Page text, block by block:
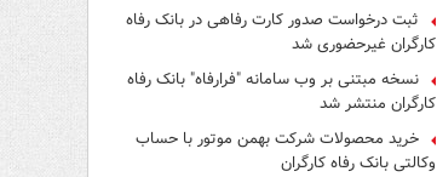
ثبت درخواست صدور کارت رفاهی در بانک رفاه
کارگران غیرحضوری شد
نسخه مبتنی بر وب سامانه "فرارفاه" بانک رفاه
کارگران منتشر شد
خرید محصولات شرکت بهمن موتور با حساب
وکالتی بانک رفاه کارگران